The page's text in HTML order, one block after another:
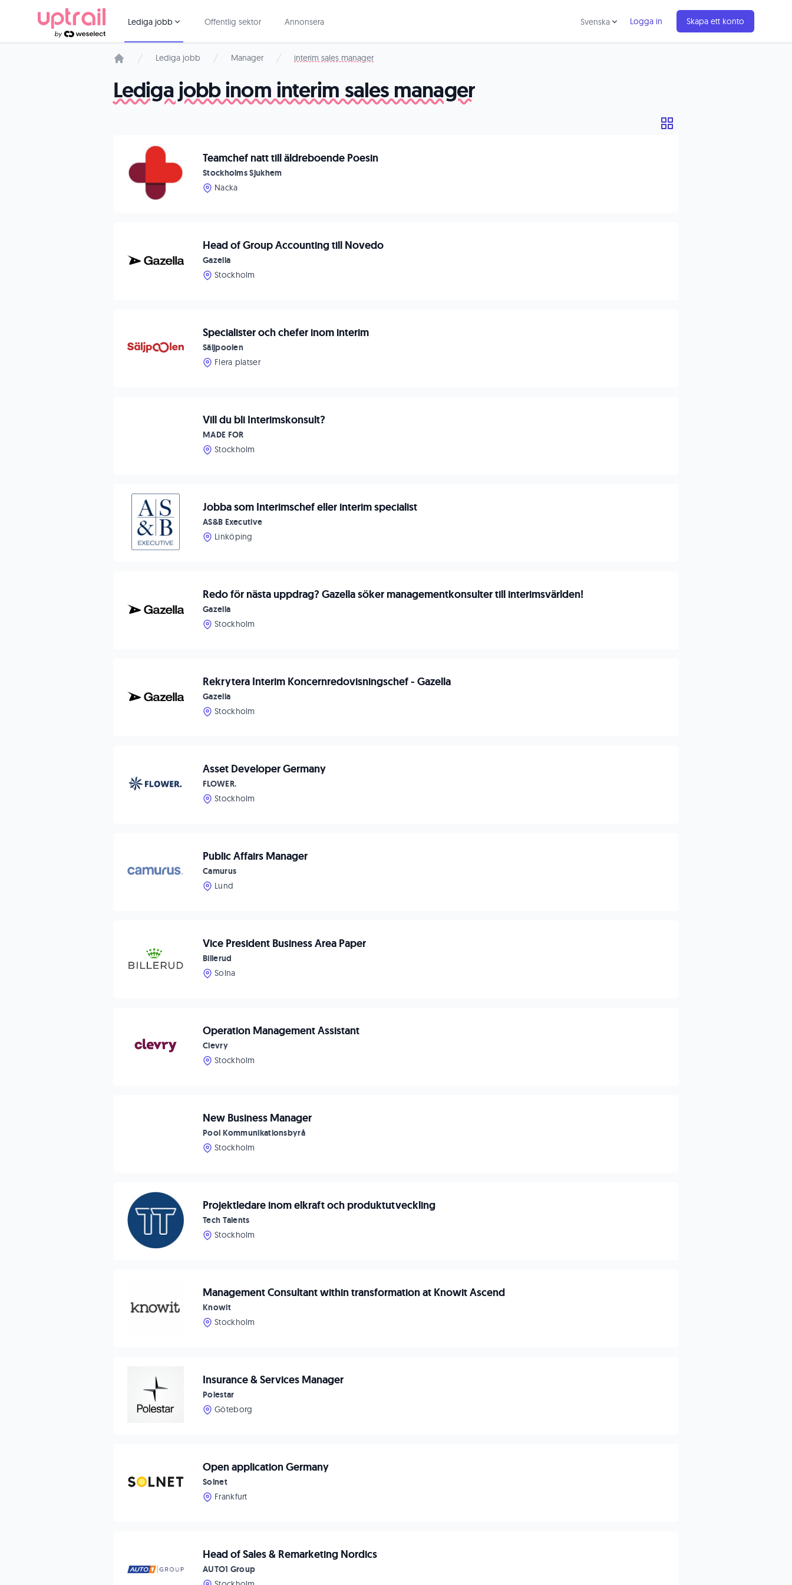
Lediga jobb Offentlig sektor Annonsera Svenska Logga in Skapa ett konto
Lediga jobb Manager interim sales manager
Lediga jobb inom interim sales manager
Teamchef natt till äldreboende Poesin
Stockholms Sjukhem
Nacka
Head of Group Accounting till Novedo
Gazella
Stockholm
Specialister och chefer inom interim
Säljpoolen
Flera platser
Vill du bli Interimskonsult?
MADE FOR
Stockholm
Jobba som Interimschef eller interim specialist
AS&B Executive
Linköping
Redo för nästa uppdrag? Gazella söker managementkonsulter till interimsvärlden!
Gazella
Stockholm
Rekrytera Interim Koncernredovisningschef - Gazella
Gazella
Stockholm
Asset Developer Germany
FLOWER.
Stockholm
Public Affairs Manager
Camurus
Lund
Vice President Business Area Paper
Billerud
Solna
Operation Management Assistant
Clevry
Stockholm
New Business Manager
Pool Kommunikationsbyrå
Stockholm
Projektledare inom elkraft och produktutveckling
Tech Talents
Stockholm
Management Consultant within transformation at Knowit Ascend
Knowit
Stockholm
Insurance & Services Manager
Polestar
Göteborg
Open application Germany
Solnet
Frankfurt
Head of Sales & Remarketing Nordics
AUTO1 Group